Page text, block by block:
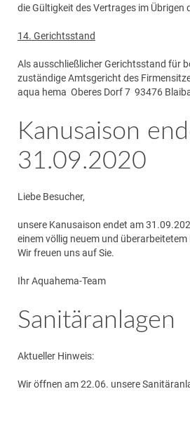
die Gültigkeit des Vertrages im Übrigen
14. Gerichtsstand
Als ausschließlicher Gerichtsstand für
zuständige Amtsgericht des
aqua hema Oberes Dorf 7 93476
Kanusaison
31.09.2020
Liebe Besucher,
unsere Kanusaison endet am
einem völlig neuem und
Wir freuen uns auf Sie.
Ihr Aquahema-Team
Sanitäranlagen
Aktueller Hinweis:
Wir öffnen am 22.06. unsere